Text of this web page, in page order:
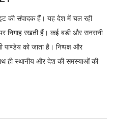
की संपादक हैं। यह देश में चल रही
निगाह रखती हैं। कई बडी और सनसनी
को जाता है। निष्पक्ष और
ही स्थानीय और देश की समस्याओं की